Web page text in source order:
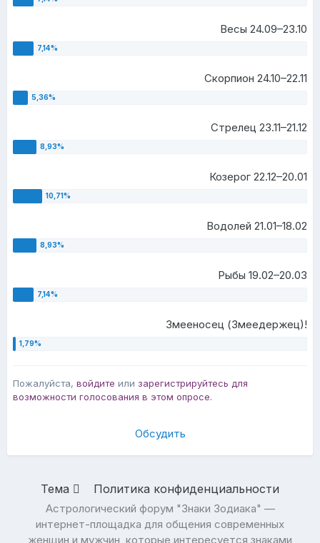
Весы 24.09–23.10
Скорпион 24.10–22.11
Стрелец 23.11–21.12
Козерог 22.12–20.01
Водолей 21.01–18.02
Рыбы 19.02–20.03
Змееносец (Змеедержец)!
Пожалуйста, войдите или зарегистрируйтесь для
возможности голосования в этом опросе.
Обсудить
Тема Политика конфиденциальности
Астрологический форум "Знаки Зодиака" —
интернет-площадка для общения современных
женщин и мужчин, которые интересуется знаками